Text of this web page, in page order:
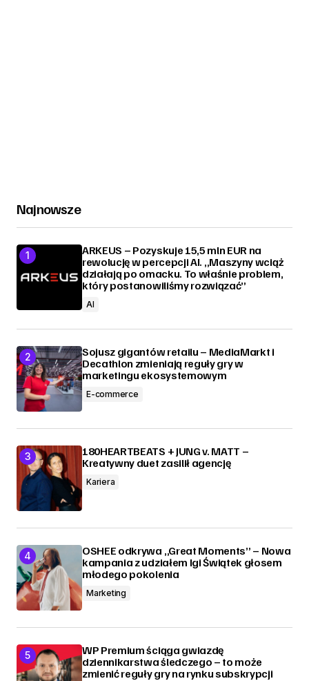
Najnowsze
ARKEUS – Pozyskuje 15,5 mln EUR na
rewolucję w percepcji AI. „Maszyny wciąż
działają po omacku. To właśnie problem,
który postanowiliśmy rozwiązać”
AI
Sojusz gigantów retailu – MediaMarkt i
Decathlon zmieniają reguły gry w
marketingu ekosystemowym
E-commerce
180HEARTBEATS + JUNG v. MATT –
Kreatywny duet zasilił agencję
Kariera
OSHEE odkrywa „Great Moments” – Nowa
kampania z udziałem Igi Świątek głosem
młodego pokolenia
Marketing
WP Premium ściąga gwiazdę
dziennikarstwa śledczego – to może
zmienić reguły gry na rynku subskrypcji